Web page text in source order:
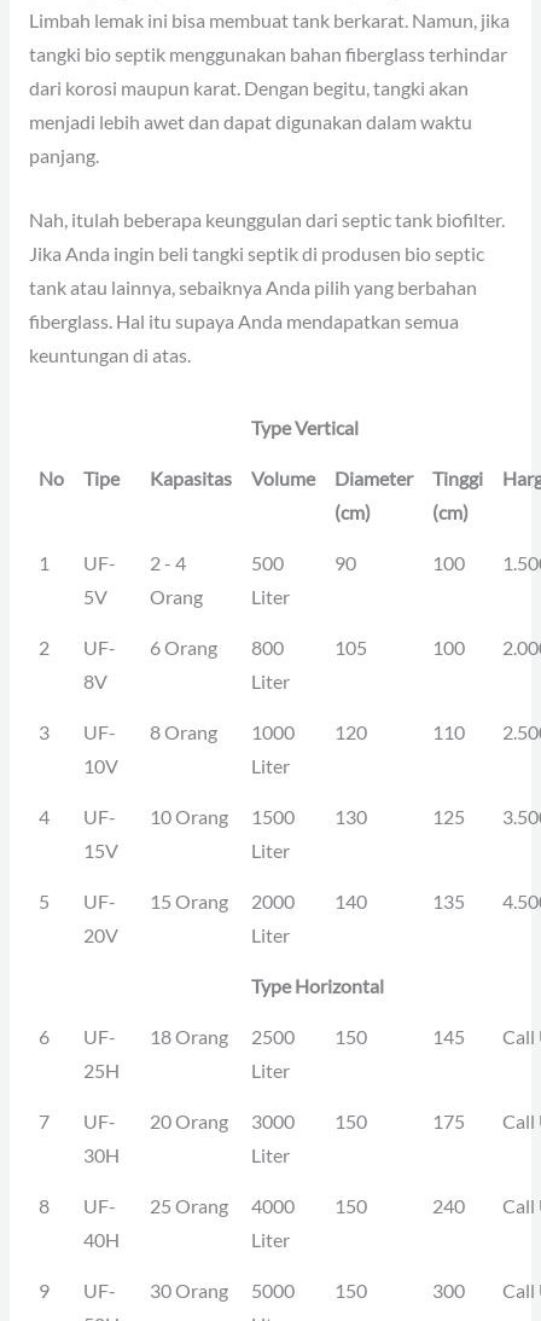
Limbah lemak ini bisa membuat tank berkarat. Namun, jika
tangki bio septik menggunakan bahan fiberglass terhindar
dari korosi maupun karat. Dengan begitu, tangki akan
menjadi lebih awet dan dapat digunakan dalam waktu
panjang.
Nah, itulah beberapa keunggulan dari septic tank biofilter.
Jika Anda ingin beli tangki septik di produsen bio septic
tank atau lainnya, sebaiknya Anda pilih yang berbahan
fiberglass. Hal itu supaya Anda mendapatkan semua
keuntungan di atas.
Type Vertical
No Tipe Kapasitas Volume
Diameter
(cm)
Tinggi
(cm)
1
UF-
5V
2 - 4
Orang
500
Liter
90 100
2
UF-
8V
6 Orang
800
Liter
105 100
3
UF-
10V
8 Orang
1000
Liter
120 110
4
UF-
15V
10 Orang
1500
Liter
130 125
5
UF-
20V
15 Orang
2000
Liter
140 135
Type Horizontal
6
UF-
25H
18 Orang
2500
Liter
150 145 Call
7
UF-
30H
20 Orang
3000
Liter
150 175 Call
8
UF-
40H
25 Orang
4000
Liter
150 240 Call
9
UF-
30 Orang
5000
150 300 Call